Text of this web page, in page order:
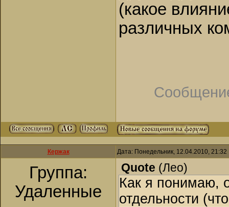
(какое
различных
Кержак Дата: Понедельник, 12.04.2010,
Группа:
Удаленные
Quote (Лео)
Как я понимаю,
отдельности